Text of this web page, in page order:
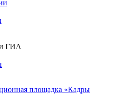
ГИА
площадка «Кадры